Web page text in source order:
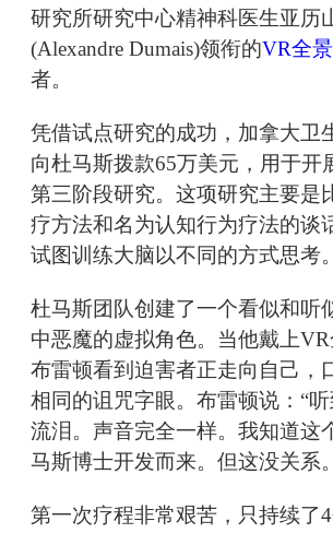
研究所研究中心精神科医生亚历
(Alexandre Dumais)领衔的VR全景
者。
凭借试点研究的成功，加拿大卫
向杜马斯拨款65万美元，用于开
第三阶段研究。这项研究主要是
疗方法和名为认知行为疗法的谈
试图训练大脑以不同的方式思考。
杜马斯团队创建了一个看似和听
中恶魔的虚拟角色。当他戴上VR
布雷顿看到迫害者正走向自己，
相同的诅咒字眼。布雷顿说：“
流泪。声音完全一样。我知道这
马斯博士开发而来。但这没关系
第一次疗程非常艰苦，只持续了